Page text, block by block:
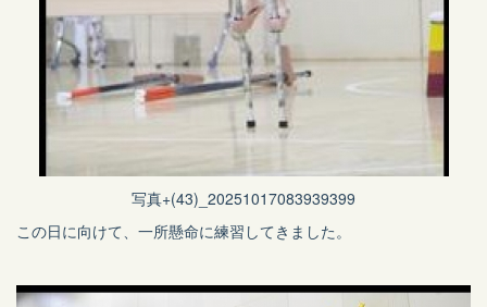
写真+(43)_20251017083939399
この日に向けて、一所懸命に練習してきました。